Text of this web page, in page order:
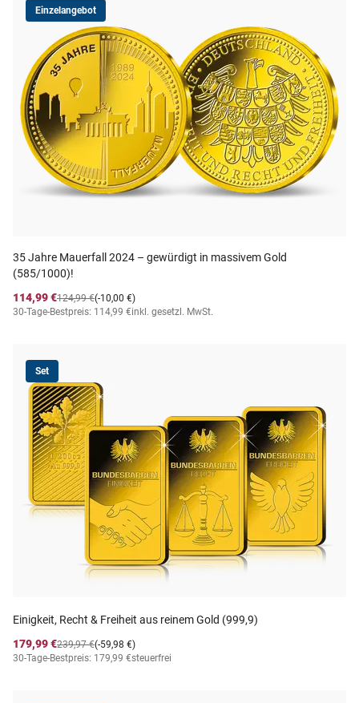
Einzelangebot
35 Jahre Mauerfall 2024 – gewürdigt in massivem Gold
(585/1000)!
114,99 €
(-10,00 €)
124,99 €
30-Tage-Bestpreis: 114,99 €inkl. gesetzl. MwSt.
Set
Einigkeit, Recht & Freiheit aus reinem Gold (999,9)
179,99 €
(-59,98 €)
239,97 €
30-Tage-Bestpreis: 179,99 €steuerfrei